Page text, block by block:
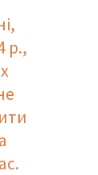
р.,